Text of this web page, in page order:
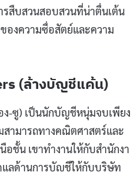
รสืบสวนสอบสวนที่น่าตื่นเต้น
องความซื่อสัตย์และความ
(ล้างบัญชีแค้น)
ง-ซู) เป็นนักบัญชีหนุ่มจบเพียง
ามารถทางคณิตศาสตร์และ
อชั้น เขาทำงานให้กับสำนักงา
ลด้านการบัญชีให้กับบริษัท